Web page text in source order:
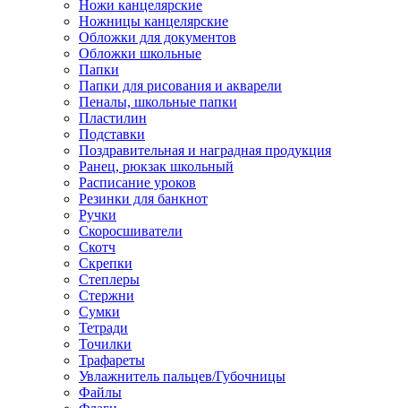
Ножи канцелярские
Ножницы канцелярские
Обложки для документов
Обложки школьные
Папки
Папки для рисования и акварели
Пеналы, школьные папки
Пластилин
Подставки
Поздравительная и наградная продукция
Ранец, рюкзак школьный
Расписание уроков
Резинки для банкнот
Ручки
Скоросшиватели
Скотч
Скрепки
Степлеры
Стержни
Сумки
Тетради
Точилки
Трафареты
Увлажнитель пальцев/Губочницы
Файлы